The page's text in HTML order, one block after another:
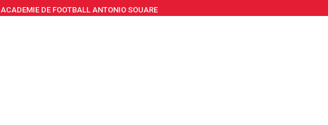
ACADEMIE DE FOOTBALL ANTONIO SOUARE